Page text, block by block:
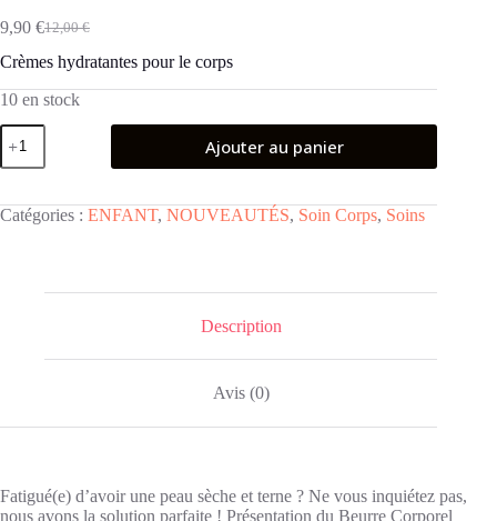
12,00€
Le
prix
initial
était :
9,90 €Le
prix
actuel
est :
Crèmes hydratantes pour le corps
10 en stock
quantité
de
Chantilly
pour
le
Ajouter au panier
Catégories : ENFANT, NOUVEAUTÉS, Soin Corps, Soins
Description
Avis (0)
Fatigué(e) d’avoir une peau sèche et terne ? Ne vous inquiétez pas,
nous avons la solution parfaite ! Présentation du Beurre Corporel